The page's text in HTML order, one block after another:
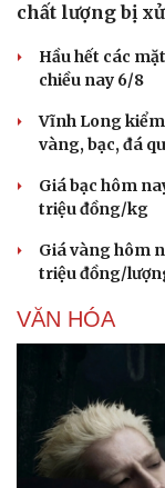
chất lượng bị
Hầu hết các
chiều nay 6/8
Vĩnh Long
vàng, bạc, đá
Giá bạc hôm
triệu đồng/kg
Giá vàng hôm
triệu đồng/
VĂN HÓA